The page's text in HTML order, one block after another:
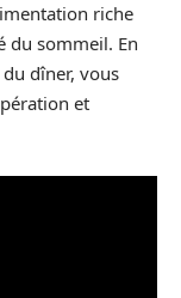
riche
du sommeil. En
dîner, vous
et